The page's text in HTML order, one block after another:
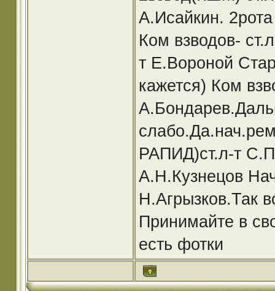
А.Исайкин.
Ком взводов-
т Е.Вороной
кажется) Ком
РАПИД)ст.л-т
А.Н.Кузнецов
Н.Агрызков.Так
Принимайте в
есть фотки